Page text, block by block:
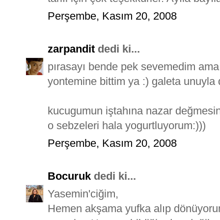
Perşembe, Kasım 20, 2008
zarpandit dedi ki...
pırasayı bende pek sevemedim
yontemine bittim ya :) galeta
kucugumun iştahına nazar
o sebzeleri hala yogurtluyorum:)))
Perşembe, Kasım 20, 2008
Bocuruk dedi ki...
Yasemin'ciğim,
Hemen akşama yufka alıp